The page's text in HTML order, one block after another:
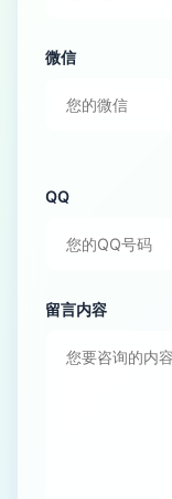
微信
QQ
留言内容